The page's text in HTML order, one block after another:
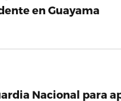
en Guayama
Nacional para